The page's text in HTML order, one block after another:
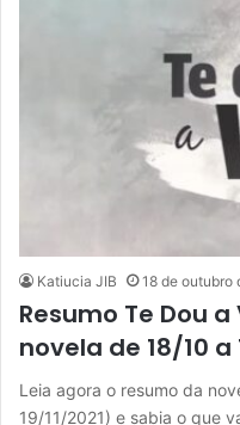
Katiucia JIB 18 de outubro
Resumo Te Dou
novela de 18/10 a
Leia agora o resumo da
19/11/2021) e sabia o que